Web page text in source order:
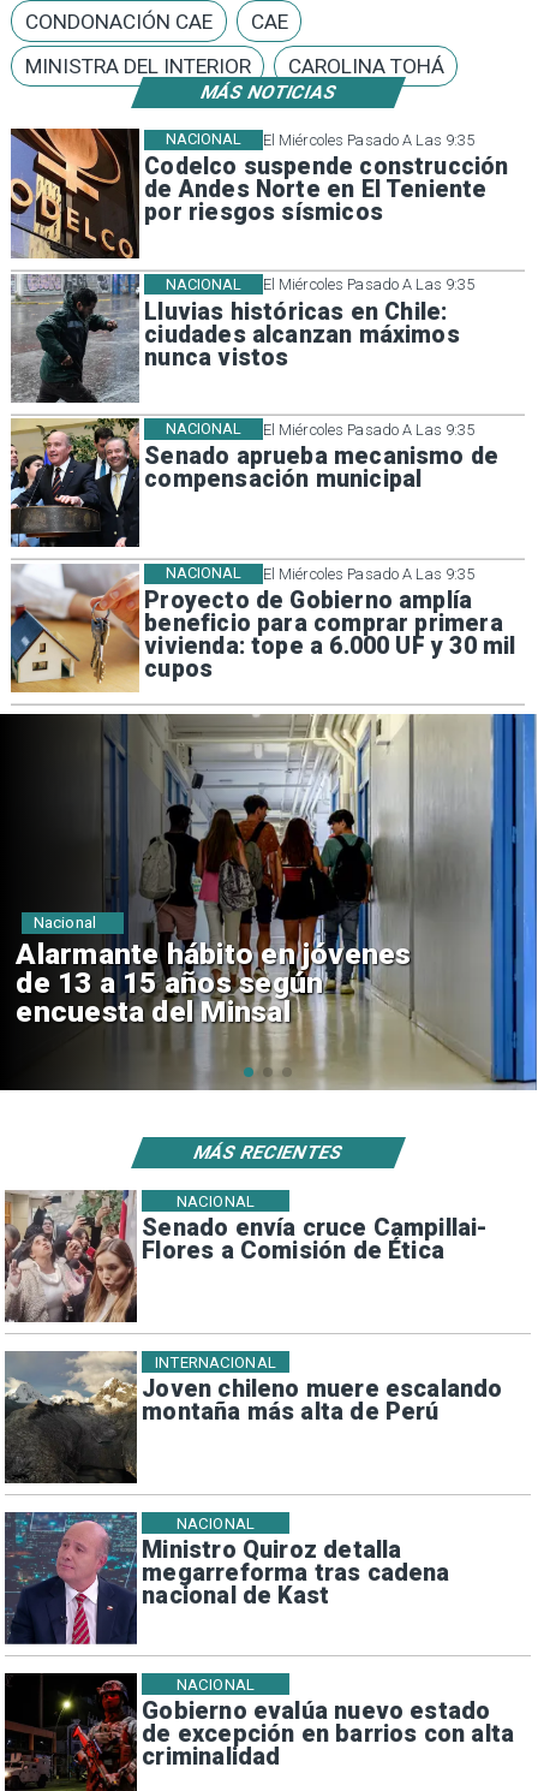
MÁS NOTICIAS
El Miércoles Pasado A Las 9:35
Codelco suspende construcción
de Andes Norte en El Teniente
por riesgos sísmicos
NACIONAL
El Miércoles Pasado A Las 9:35
Lluvias históricas en Chile:
ciudades alcanzan máximos
nunca vistos
NACIONAL
El Miércoles Pasado A Las 9:35
Senado aprueba mecanismo de
compensación municipal
NACIONAL
El Miércoles Pasado A Las 9:35
Proyecto de Gobierno amplía
beneficio para comprar primera
vivienda: tope a 6.000 UF y 30 mil
cupos
NACIONAL
CONDONACIÓN CAE
CAE
MINISTRA DEL INTERIOR
CAROLINA TOHÁ
Aprueban creación del Parque
Sebastián Piñera con inversión
de $4 mil millones
Regiones
Senado envía cruce Campillai-
Flores a Comisión de Ética
NACIONAL
Joven chileno muere escalando
montaña más alta de Perú
INTERNACIONAL
Ministro Quiroz detalla
megarreforma tras cadena
nacional de Kast
NACIONAL
Gobierno evalúa nuevo estado
de excepción en barrios con alta
criminalidad
NACIONAL
MÁS RECIENTES